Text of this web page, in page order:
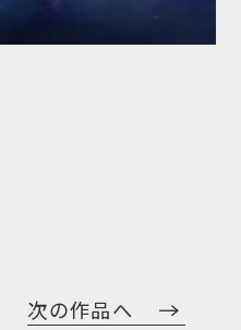
次の作品へ